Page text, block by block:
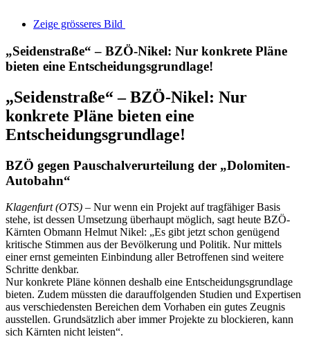
Zeige grösseres Bild
„Seidenstraße“ – BZÖ-Nikel: Nur konkrete Pläne
bieten eine Entscheidungsgrundlage!
„Seidenstraße“ – BZÖ-Nikel: Nur
konkrete Pläne bieten eine
Entscheidungsgrundlage!
BZÖ gegen Pauschalverurteilung der „Dolomiten-
Autobahn“
Klagenfurt (OTS) – Nur wenn ein Projekt auf tragfähiger Basis
stehe, ist dessen Umsetzung überhaupt möglich, sagt heute BZÖ-
Kärnten Obmann Helmut Nikel: „Es gibt jetzt schon genügend
kritische Stimmen aus der Bevölkerung und Politik. Nur mittels
einer ernst gemeinten Einbindung aller Betroffenen sind weitere
Schritte denkbar.
Nur konkrete Pläne können deshalb eine Entscheidungsgrundlage
bieten. Zudem müssten die darauffolgenden Studien und Expertisen
aus verschiedensten Bereichen dem Vorhaben ein gutes Zeugnis
ausstellen. Grundsätzlich aber immer Projekte zu blockieren, kann
sich Kärnten nicht leisten“.